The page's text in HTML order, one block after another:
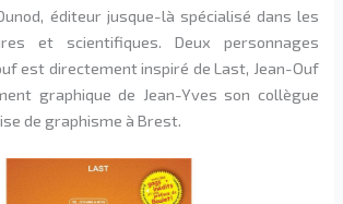
éditeur jusque-là spécialisé dans les
et scientifiques. Deux personnages
est directement inspiré de Last, Jean-Ouf
graphique de Jean-Yves son collègue
de graphisme à Brest.